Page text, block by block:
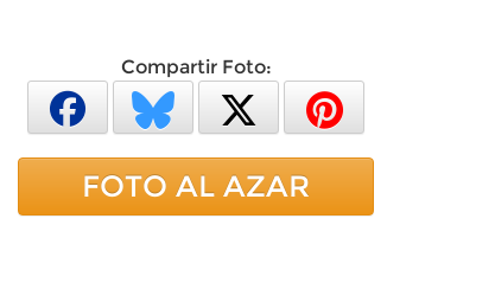
Compartir Foto:
FOTO AL AZAR